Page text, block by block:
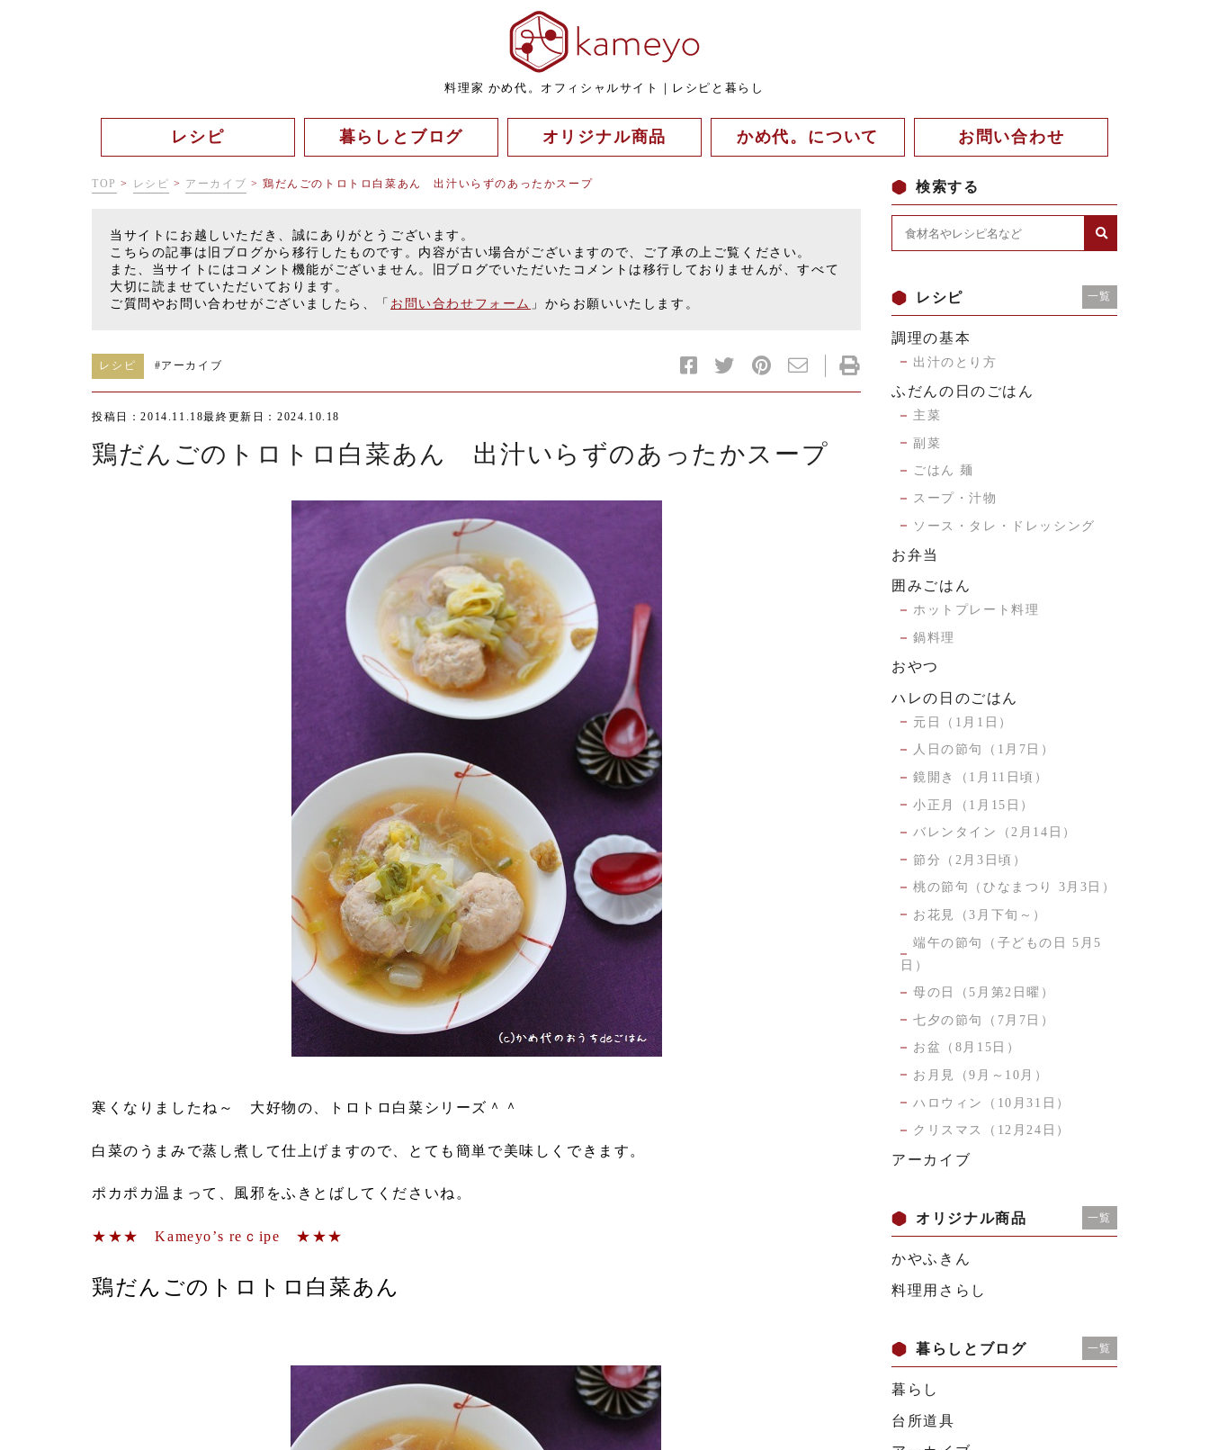
料理家 かめ代。オフィシャルサイト｜レシピと暮らし
レシピ 暮らしとブログ オリジナル商品 かめ代。について お問い合わせ
TOP > レシピ > アーカイブ >鶏だんごのトロトロ白菜あん 出汁いらずのあったかスープ
当サイトにお越しいただき、誠にありがとうございます。
こちらの記事は旧ブログから移行したものです。内容が古い場合がございますので、ご了承の上ご覧ください。
また、当サイトにはコメント機能がございません。旧ブログでいただいたコメントは移行しておりませんが、すべて
大切に読ませていただいております。
ご質問やお問い合わせがございましたら、「 お問い合わせフォーム 」からお願いいたします。
レシピ #アーカイブ
投稿日：2014.11.18最終更新日：2024.10.18
鶏だんごのトロトロ白菜あん 出汁いらずのあったかスープ
寒くなりましたね～ 大好物の、トロトロ白菜シリーズ＾＾
白菜のうまみで蒸し煮して仕上げますので、とても簡単で美味しくできます。
ポカポカ温まって、風邪をふきとばしてくださいね。
★★★ Kameyo’s reｃipe ★★★
鶏だんごのトロトロ白菜あん
検索する
レシピ 一覧
調理の基本
出汁のとり方
ふだんの日のごはん
主菜
副菜
ごはん 麺
スープ・汁物
ソース・タレ・ドレッシング
お弁当
囲みごはん
ホットプレート料理
鍋料理
おやつ
ハレの日のごはん
元日（1月1日）
人日の節句（1月7日）
鏡開き（1月11日頃）
小正月（1月15日）
バレンタイン（2月14日）
節分（2月3日頃）
桃の節句（ひなまつり 3月3日）
お花見（3月下旬～）
端午の節句（子どもの日 5月5
日）
母の日（5月第2日曜）
七夕の節句（7月7日）
お盆（8月15日）
お月見（9月～10月）
ハロウィン（10月31日）
クリスマス（12月24日）
アーカイブ
オリジナル商品 一覧
かやふきん
料理用さらし
暮らしとブログ 一覧
暮らし
台所道具